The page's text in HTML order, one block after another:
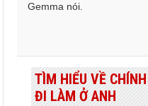
Gemma nói.
TÌM HIỂU VỀ
ĐI LÀM Ở ANH